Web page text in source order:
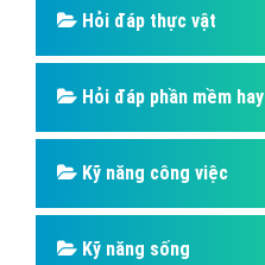
Hỏi đáp thực vật
Hỏi đáp phần mềm hay
Kỹ năng công việc
Kỹ năng sống